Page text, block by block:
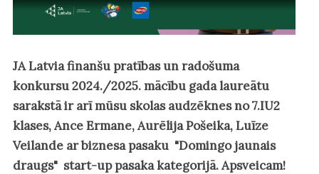
JA Latvia finanšu pratības un radošuma
konkursu 2024./2025. mācību gada laureātu
sarakstā ir arī mūsu skolas audzēknes no 7.IU2
klases, Ance Ermane, Aurēlija Pošeika, Luīze
Veilande ar biznesa pasaku "Domingo jaunais
draugs" start-up pasaka kategorijā. Apsveicam!